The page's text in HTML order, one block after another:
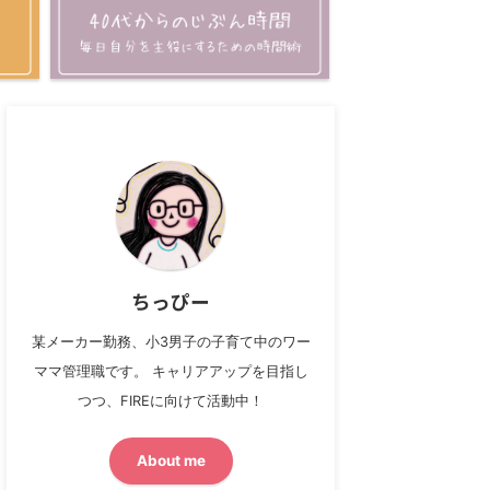
ちっぴー
某メーカー勤務、小3男子の子育て中のワー
ママ管理職です。 キャリアアップを目指し
つつ、FIREに向けて活動中！
About me